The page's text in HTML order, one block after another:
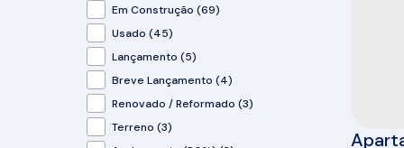
Barra Velha (1)
Centro (1)
Florianópolis (1)
Ingleses do Rio Vermelho (1)
Em Construção (69)
Usado (45)
Lançamento (5)
Breve Lançamento (4)
Renovado / Reformado (3)
Terreno (3)